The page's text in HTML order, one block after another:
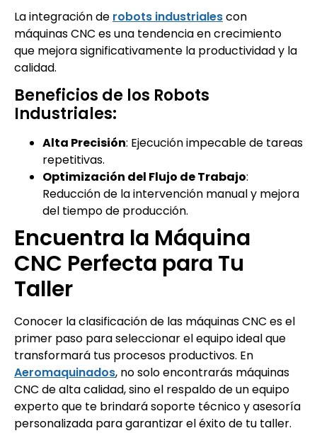
La integración de robots industrialescon
máquinas CNC es una tendencia en crecimiento
que mejora significativamente la productividad y la
calidad.
Beneficios de los Robots
Industriales:
Alta Precisión: Ejecución impecable de tareas
repetitivas.
Optimización del Flujo de Trabajo:
Reducción de la intervención manual y mejora
del tiempo de producción.
Encuentra la Máquina
CNC Perfecta para Tu
Taller
Conocer la clasificación de las máquinas CNC es el
primer paso para seleccionar el equipo ideal que
transformará tus procesos productivos. En
Aeromaquinados, no solo encontrarás máquinas
CNC de alta calidad, sino el respaldo de un equipo
experto que te brindará soporte técnico y asesoría
personalizada para garantizar el éxito de tu taller.